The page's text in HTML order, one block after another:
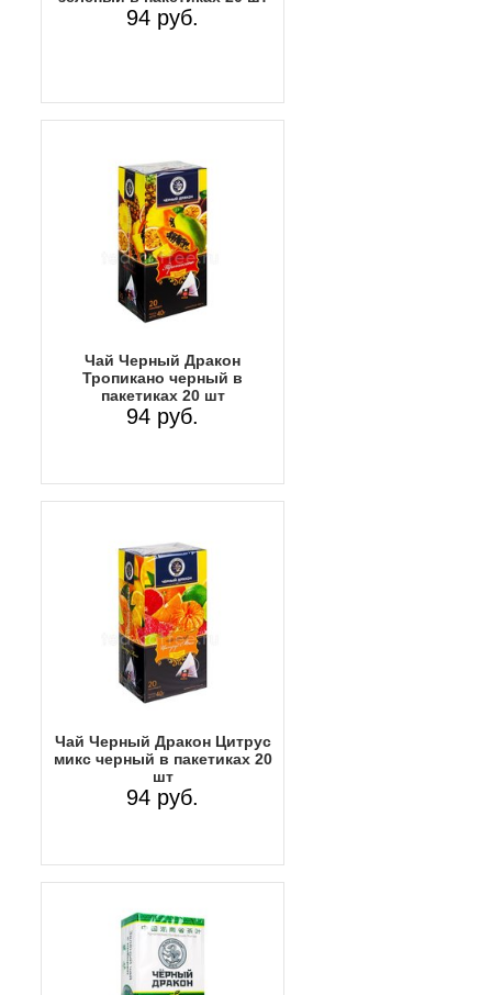
94 руб.
Чай Черный Дракон
Тропикано черный в
пакетиках 20 шт
94 руб.
Чай Черный Дракон Цитрус
микс черный в пакетиках 20
шт
94 руб.